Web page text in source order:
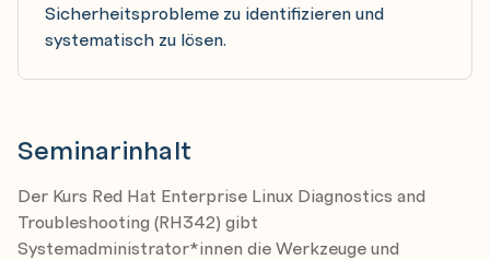
Sicherheitsprobleme zu identifizieren und
systematisch zu lösen.
Seminarinhalt
Der Kurs Red Hat Enterprise Linux Diagnostics and
Troubleshooting (RH342) gibt
Systemadministrator*innen die Werkzeuge und